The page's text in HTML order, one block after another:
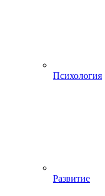
Психология
Развитие